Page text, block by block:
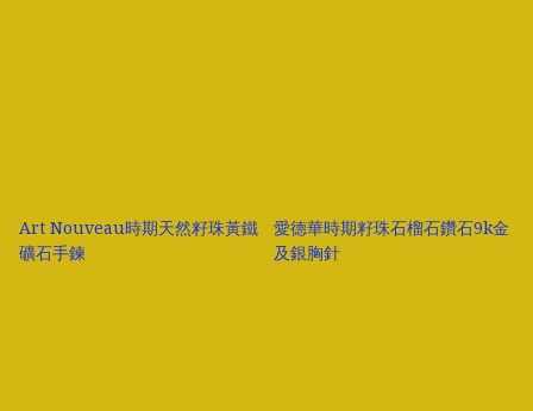
Art Nouveau時期天然籽珠黃鐵
礦石手鍊
愛德華時期籽珠石榴石鑽石9k金
及銀胸針